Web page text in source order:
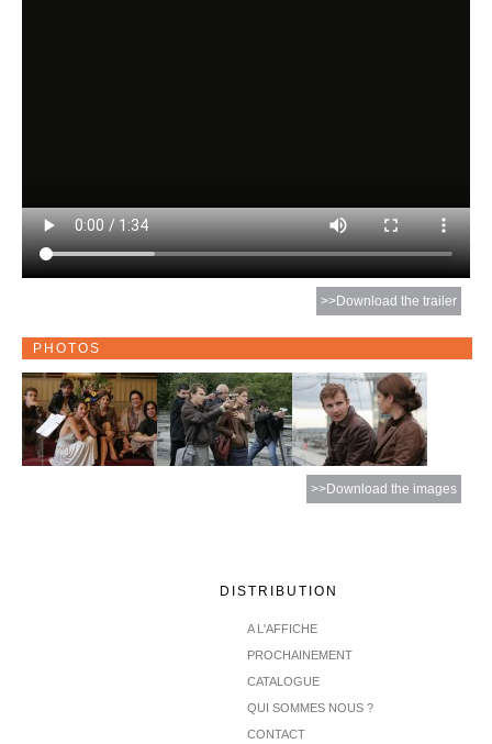
>>Download the trailer
PHOTOS
>>Download the images
DISTRIBUTION
A L'AFFICHE
PROCHAINEMENT
CATALOGUE
QUI SOMMES NOUS ?
CONTACT